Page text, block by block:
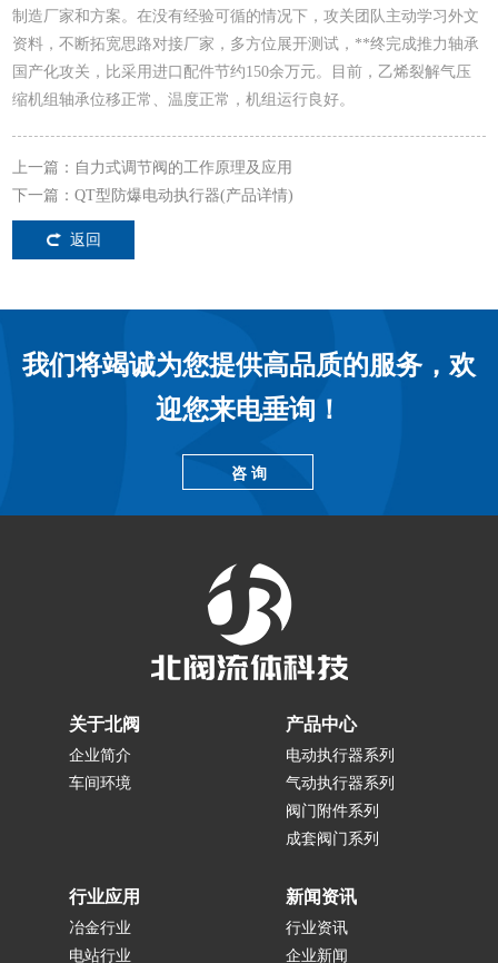
制造厂家和方案。在没有经验可循的情况下，攻关团队主动学习外文
资料，不断拓宽思路对接厂家，多方位展开测试，**终完成推力轴承
国产化攻关，比采用进口配件节约150余万元。目前，乙烯裂解气压
缩机组轴承位移正常、温度正常，机组运行良好。
上一篇： 自力式调节阀的工作原理及应用
下一篇：QT型防爆电动执行器(产品详情)
返回
我们将竭诚为您提供高品质的服务，欢
迎您来电垂询！
咨 询
关于北阀
企业简介
车间环境
产品中心
电动执行器系列
气动执行器系列
阀门附件系列
成套阀门系列
行业应用
冶金行业
电站行业
新闻资讯
行业资讯
企业新闻